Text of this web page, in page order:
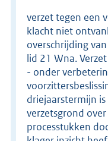
verzet tegen een
klacht niet
overschrijding
lid 21 Wna.
- onder
driejaarstermijn
verzetsgrond
processtukken